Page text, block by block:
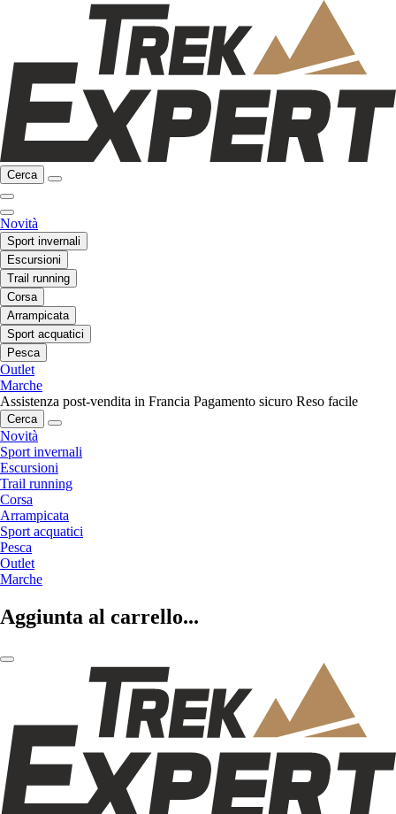
Cerca
Novità
Sport invernali
Escursioni
Trail running
Corsa
Arrampicata
Sport acquatici
Pesca
Outlet
Marche
Assistenza post-vendita in Francia Pagamento sicuro Reso facile
Cerca
Novità
Sport invernali
Escursioni
Trail running
Corsa
Arrampicata
Sport acquatici
Pesca
Outlet
Marche
Aggiunta al carrello...